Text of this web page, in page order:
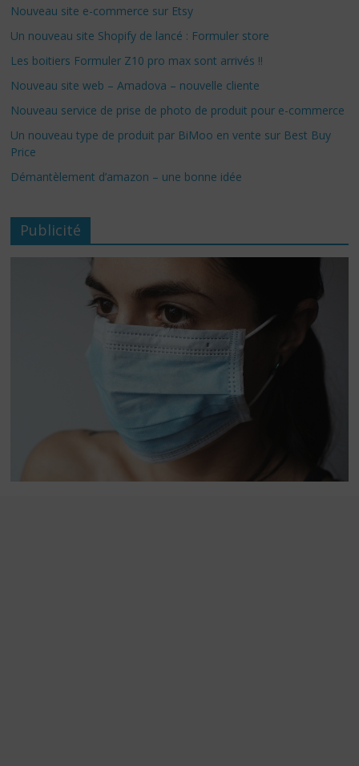
Nouveau site e-commerce sur Etsy
Un nouveau site Shopify de lancé : Formuler store
Les boitiers Formuler Z10 pro max sont arrivés !!
Nouveau site web – Amadova – nouvelle cliente
Nouveau service de prise de photo de produit pour e-commerce
Un nouveau type de produit par BiMoo en vente sur Best Buy
Price
Démantèlement d’amazon – une bonne idée
Publicité